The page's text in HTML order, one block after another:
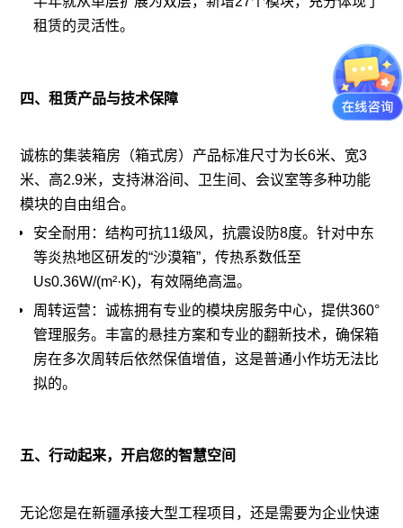
租赁的灵活性。
四、租赁产品与技术保障
诚栋的集装箱房（箱式房）产品标准尺寸为长6米、宽3
米、高2.9米，支持淋浴间、卫生间、会议室等多种功能
模块的自由组合。
安全耐用：结构可抗11级风，抗震设防8度。针对中东
等炎热地区研发的“沙漠箱”，传热系数低至
Us0.36W/(m²·K)，有效隔绝高温。
周转运营：诚栋拥有专业的模块房服务中心，提供360°
管理服务。丰富的悬挂方案和专业的翻新技术，确保箱
房在多次周转后依然保值增值，这是普通小作坊无法比
拟的。
五、行动起来，开启您的智慧空间
无论您是在新疆承接大型工程项目，还是需要为企业快速